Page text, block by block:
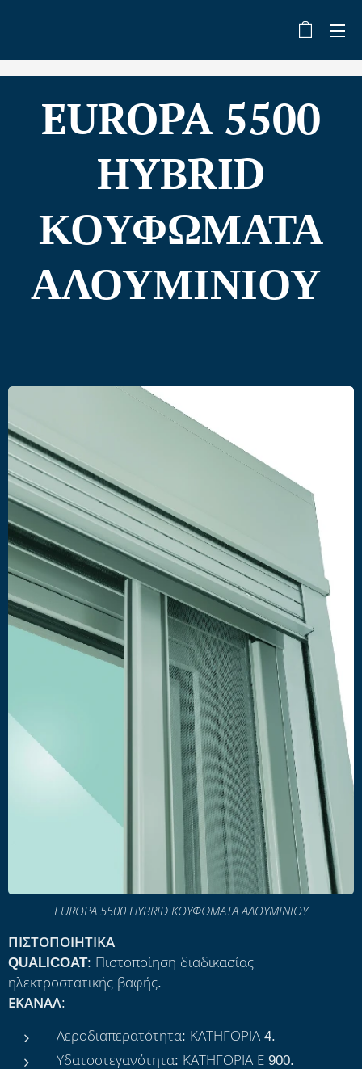
EUROPA 5500
HYBRID
ΚΟΥΦΩΜΑΤΑ
ΑΛΟΥΜΙΝΙΟΥ
EUROPA 5500 HYBRID ΚΟΥΦΩΜΑΤΑ ΑΛΟΥΜΙΝΙΟΥ
ΠΙΣΤΟΠΟΙΗΤΙΚΑ
QUALICOAT: Πιστοποίηση διαδικασίας
ηλεκτροστατικής βαφής.
ΕΚΑΝΑΛ:
Αεροδιαπερατότητα: ΚΑΤΗΓΟΡΙΑ 4.
Υδατοστεγανότητα: ΚΑΤΗΓΟΡΙΑ Ε 900.